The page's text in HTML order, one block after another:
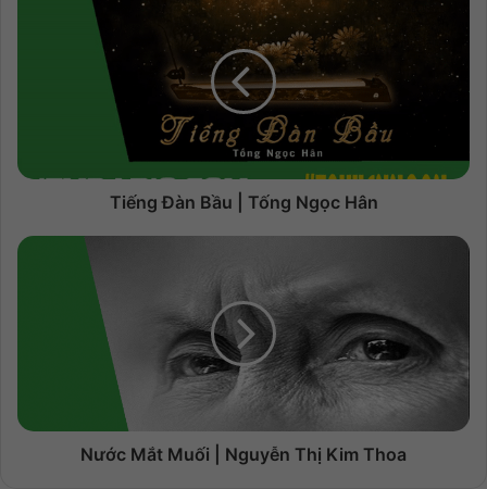
Tiếng Đàn Bầu | Tống Ngọc Hân
Nước Mắt Muối | Nguyễn Thị Kim Thoa